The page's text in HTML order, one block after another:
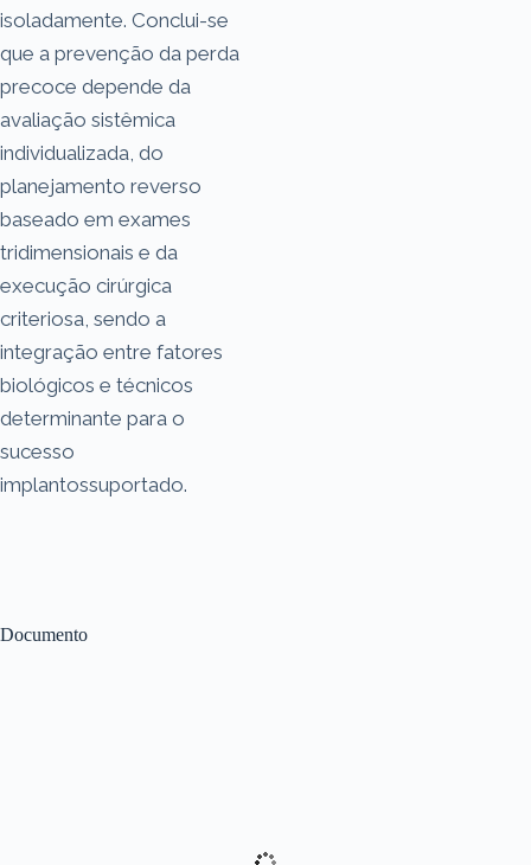
Documento
isoladamente. Conclui-se
que a prevenção da perda
precoce depende da
avaliação sistêmica
individualizada, do
planejamento reverso
baseado em exames
tridimensionais e da
execução cirúrgica
criteriosa, sendo a
integração entre fatores
biológicos e técnicos
determinante para o
sucesso
implantossuportado.